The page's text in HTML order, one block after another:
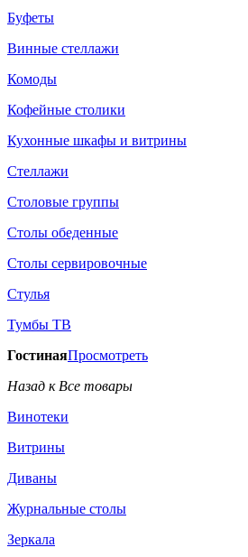
Буфеты
Винные стеллажи
Комоды
Кофейные столики
Кухонные шкафы и витрины
Стеллажи
Столовые группы
Столы обеденные
Столы сервировочные
Стулья
Тумбы ТВ
ГостинаяПросмотреть
Назад к Все товары
Винотеки
Витрины
Диваны
Журнальные столы
Зеркала